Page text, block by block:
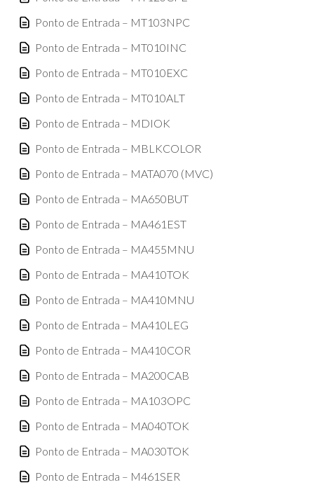
Ponto de Entrada – MT103NPC
Ponto de Entrada – MT010INC
Ponto de Entrada – MT010EXC
Ponto de Entrada – MT010ALT
Ponto de Entrada – MDIOK
Ponto de Entrada – MBLKCOLOR
Ponto de Entrada – MATA070 (MVC)
Ponto de Entrada – MA650BUT
Ponto de Entrada – MA461EST
Ponto de Entrada – MA455MNU
Ponto de Entrada – MA410TOK
Ponto de Entrada – MA410MNU
Ponto de Entrada – MA410LEG
Ponto de Entrada – MA410COR
Ponto de Entrada – MA200CAB
Ponto de Entrada – MA103OPC
Ponto de Entrada – MA040TOK
Ponto de Entrada – MA030TOK
Ponto de Entrada – M461SER